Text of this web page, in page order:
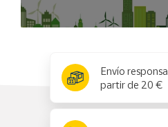
Envío
partir de 20 €